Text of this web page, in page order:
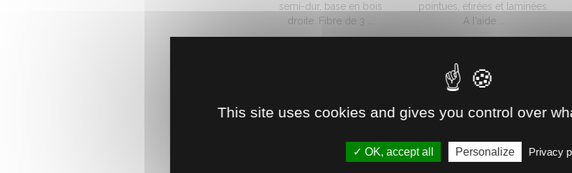
semi-dur, base en bois
droite. Fibre de 3 ...
pointues, étirées et laminées.
A l'aide ...
This site uses cookies and gives you control over
OK, accept all Personalize Privacy